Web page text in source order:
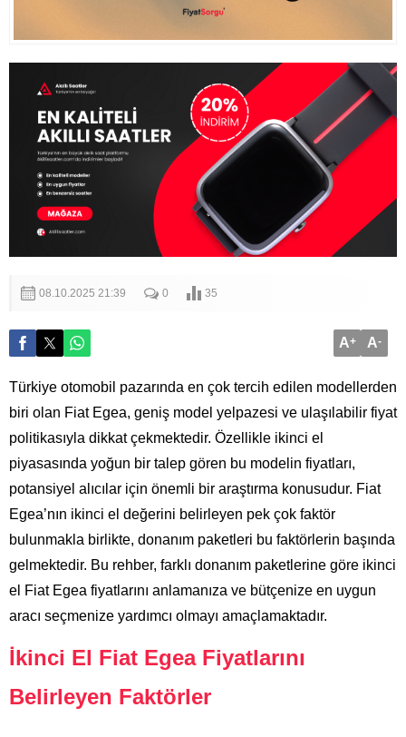
08.10.2025 21:39 0 35
A+ A-
Türkiye otomobil pazarında en çok tercih edilen modellerden
biri olan Fiat Egea, geniş model yelpazesi ve ulaşılabilir fiyat
politikasıyla dikkat çekmektedir. Özellikle ikinci el
piyasasında yoğun bir talep gören bu modelin fiyatları,
potansiyel alıcılar için önemli bir araştırma konusudur. Fiat
Egea’nın ikinci el değerini belirleyen pek çok faktör
bulunmakla birlikte, donanım paketleri bu faktörlerin başında
gelmektedir. Bu rehber, farklı donanım paketlerine göre ikinci
el Fiat Egea fiyatlarını anlamanıza ve bütçenize en uygun
aracı seçmenize yardımcı olmayı amaçlamaktadır.
İkinci El Fiat Egea Fiyatlarını
Belirleyen Faktörler